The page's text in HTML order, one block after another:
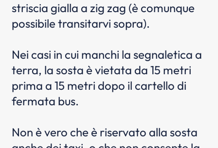
striscia gialla a zig zag (è comunque
possibile transitarvi sopra).
Nei casi in cui manchi la segnaletica a
terra, la sosta è vietata da 15 metri
prima a 15 metri dopo il cartello di
fermata bus.
Non è vero che è riservato alla sosta